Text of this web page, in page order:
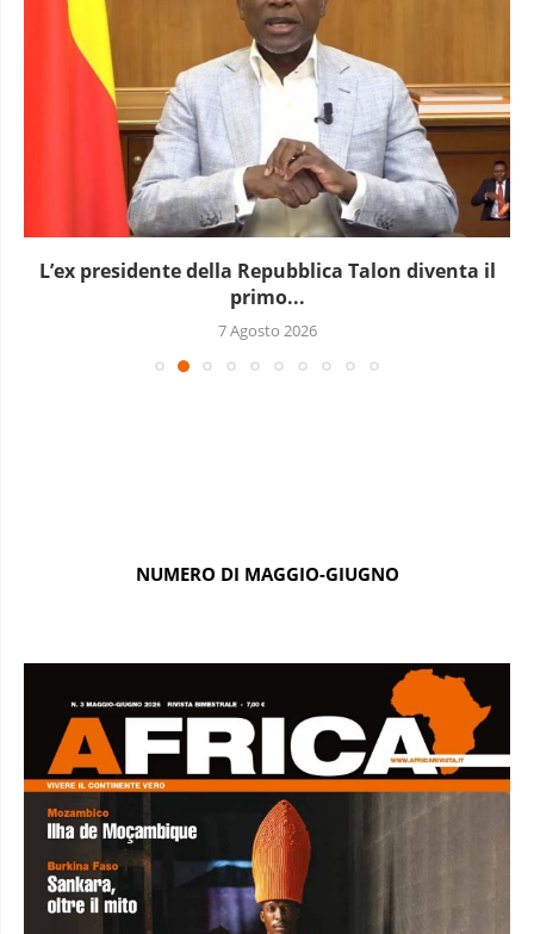
L’ex presidente della Repubblica Talon diventa il
primo...
7 Agosto 2026
NUMERO DI MAGGIO-GIUGNO